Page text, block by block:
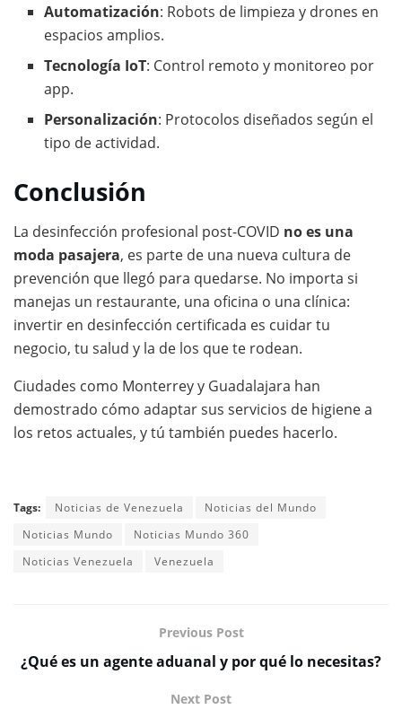
Automatización: Robots de limpieza y drones en
espacios amplios.
Tecnología IoT: Control remoto y monitoreo por
app.
Personalización: Protocolos diseñados según el
tipo de actividad.
Conclusión
La desinfección profesional post-COVID no es una
moda pasajera, es parte de una nueva cultura de
prevención que llegó para quedarse. No importa si
manejas un restaurante, una oficina o una clínica:
invertir en desinfección certificada es cuidar tu
negocio, tu salud y la de los que te rodean.
Ciudades como Monterrey y Guadalajara han
demostrado cómo adaptar sus servicios de higiene a
los retos actuales, y tú también puedes hacerlo.
Tags: Noticias de Venezuela
Noticias del Mundo
Noticias Mundo
Noticias Mundo 360
Noticias Venezuela
Venezuela
Previous Post
¿Qué es un agente aduanal y por qué lo necesitas?
Next Post